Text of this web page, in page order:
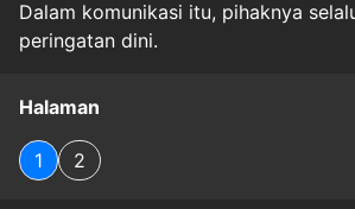
Dalam komunikasi itu, pihaknya
peringatan dini.
Halaman
1 2